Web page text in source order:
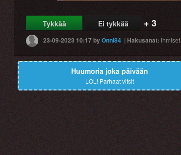
Tykkää Ei tykkää + 3
23-09-2023 10:17byOnni84 |Hakusanat: ihmiset
Huumoria joka päivään
LOL! Parhaat vitsit